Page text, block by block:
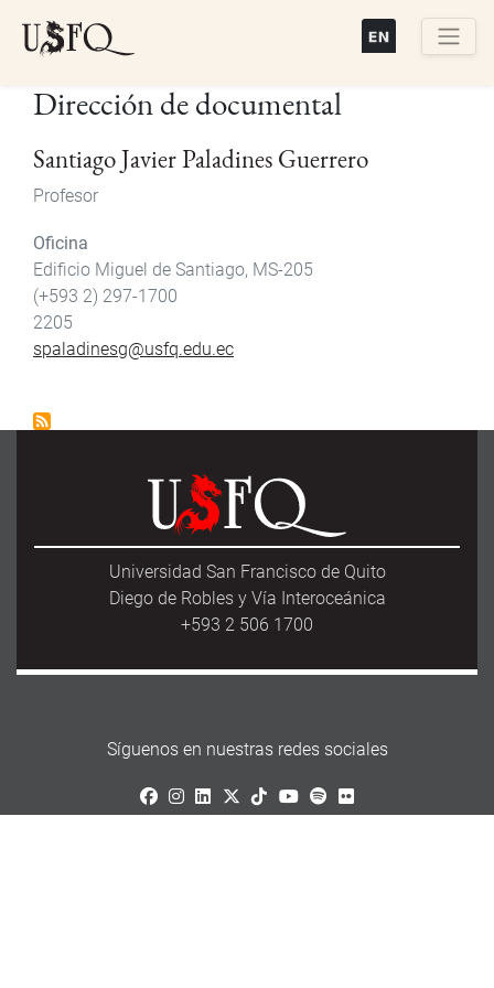
Dirección de documental
Santiago Javier Paladines Guerrero
Profesor
Oficina
Edificio Miguel de Santiago, MS-205
(+593 2) 297-1700
2205
spaladinesg@usfq.edu.ec
Universidad San Francisco de Quito
Diego de Robles y Vía Interoceánica
+593 2 506 1700
Síguenos en nuestras redes sociales